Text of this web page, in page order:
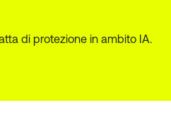
di protezione in ambito IA.